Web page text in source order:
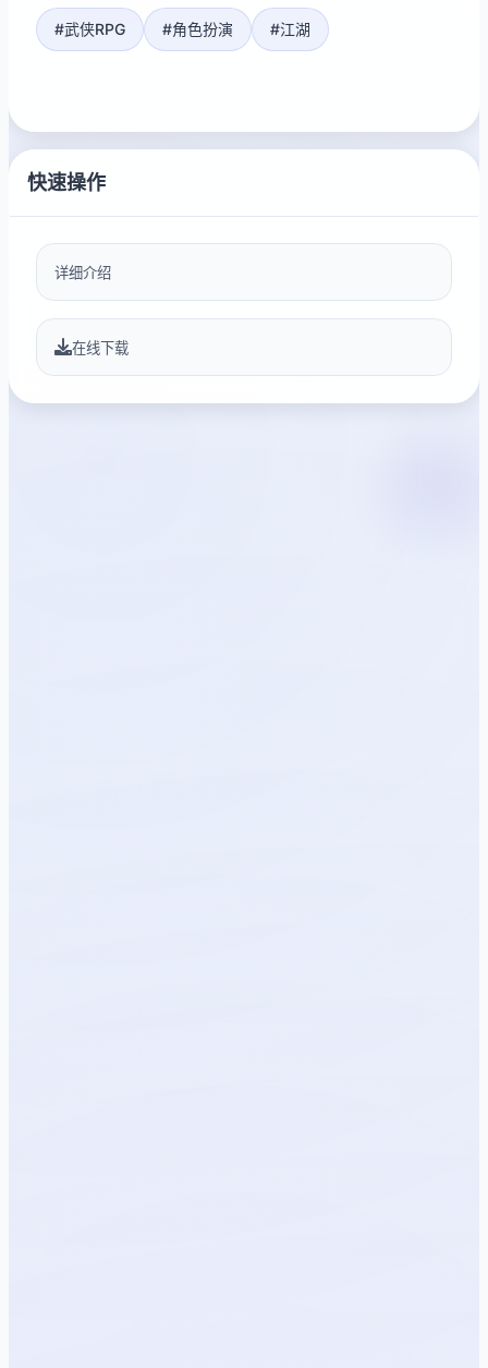
#武侠RPG #角色扮演 #江湖
快速操作
详细介绍
在线下载